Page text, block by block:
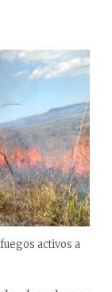
activos a